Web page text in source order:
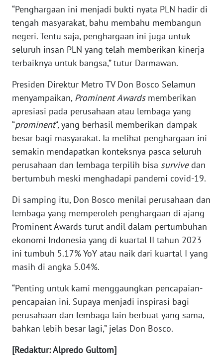
“Penghargaan ini menjadi bukti nyata PLN hadir di
tengah masyarakat, bahu membahu membangun
negeri. Tentu saja, penghargaan ini juga untuk
seluruh insan PLN yang telah memberikan kinerja
terbaiknya untuk bangsa,” tutur Darmawan.
Presiden Direktur Metro TV Don Bosco Selamun
menyampaikan, Prominent Awardsmemberikan
apresiasi pada perusahaan atau lembaga yang
“prominent“, yang berhasil memberikan dampak
besar bagi masyarakat. Ia melihat penghargaan ini
semakin mendapatkan konteksnya pasca seluruh
perusahaan dan lembaga terpilih bisa survivedan
bertumbuh meski menghadapi pandemi covid-19.
Di samping itu, Don Bosco menilai perusahaan dan
lembaga yang memperoleh penghargaan di ajang
Prominent Awards turut andil dalam pertumbuhan
ekonomi Indonesia yang di kuartal II tahun 2023
ini tumbuh 5.17% YoY atau naik dari kuartal I yang
masih di angka 5.04%.
“Penting untuk kami menggaungkan pencapaian-
pencapaian ini. Supaya menjadi inspirasi bagi
perusahaan dan lembaga lain berbuat yang sama,
bahkan lebih besar lagi,” jelas Don Bosco.
[Redaktur: Alpredo Gultom]
SUMSEL
WN
BENGKULU
LAMPUNG
WN
JATENG
WN
NUSANTARA
WN
WN
JATIM
WN
BALI
WN
KALBAR
WN